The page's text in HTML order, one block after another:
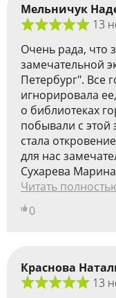
Мельничук
13
Очень рада, что
замечательной
Петербург". Все
игнорировала
о библиотеках
побывали с этой
стала
для нас
Сухарева
Читать
0
Краснова
13